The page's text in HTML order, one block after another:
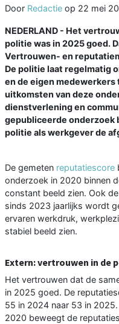
Door Redactie op 22 mei
NEDERLAND - Het
politie was in 2025 goed.
Vertrouwen- en
De politie laat regelmatig
en de eigen medewerkers
uitkomsten van deze
dienstverlening en
gepubliceerde onderzoek
politie als werkgever de
De gemeten reputatiescore
onderzoek in 2020 binnen
constant beeld zien. Ook de
sinds 2023 jaarlijks wordt
ervaren werkdruk,
stabiel beeld zien.
Extern: vertrouwen in de
Het vertrouwen dat de
in 2025 goed. De
55 in 2024 naar 53 in
2020 beweegt de